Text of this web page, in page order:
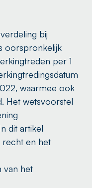
bij
oorspronkelijk
per 1
waarmee ook
Het wetsvoorstel
dit artikel
recht en het
van het